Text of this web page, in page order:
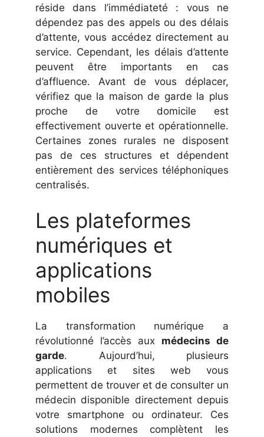
réside dans l’immédiateté : vous ne
dépendez pas des appels ou des délais
d’attente, vous accédez directement au
service. Cependant, les délais d’attente
peuvent être importants en cas
d’affluence. Avant de vous déplacer,
vérifiez que la maison de garde la plus
proche de votre domicile est
effectivement ouverte et opérationnelle.
Certaines zones rurales ne disposent
pas de ces structures et dépendent
entièrement des services téléphoniques
centralisés.
Les plateformes
numériques et
applications
mobiles
La transformation numérique a
révolutionné l’accès aux médecins de
garde. Aujourd’hui, plusieurs
applications et sites web vous
permettent de trouver et de consulter un
médecin disponible directement depuis
votre smartphone ou ordinateur. Ces
solutions modernes complètent les